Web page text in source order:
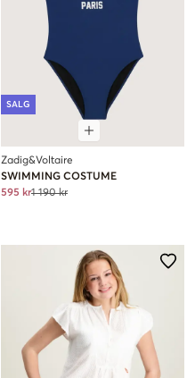
SALG
Zadig&Voltaire
SWIMMING COSTUME
595 kr1 190 kr